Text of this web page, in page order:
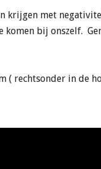
krijgen met
komen bij onszelf.
( rechtsonder in de